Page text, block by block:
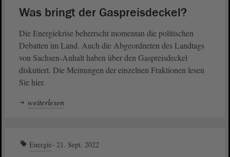
Was bringt der Gaspreisdeckel?
Die Energiekrise beherrscht momentan die politischen
Debatten im Land. Auch die Abgeordneten des Landtags
von Sachsen-Anhalt haben über den Gaspreisdeckel
diskutiert. Die Meinungen der einzelnen Fraktionen lesen
Sie hier.
weiterlesen
Energie 21. Sept. 2022